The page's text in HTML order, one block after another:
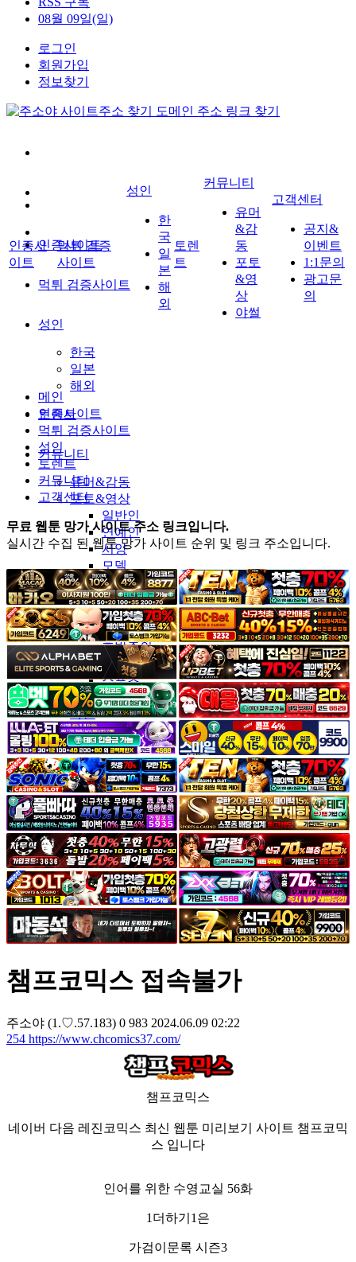
08월 09일(일)
로그인
회원가입
정보찾기
인증사이트
먹튀 검증사이트
성인
한국
일본
해외
토렌트
커뮤니티
유머&감동
포토&영상
일반인
연예인
서양
모델
그라비아
코스프레
BJ
품번
후방주의
움짤
스포츠
기타
야썰
고객센터
공지&이벤트
공지
1:1문의
광고문의
인증사
이트
먹튀 검증
사이트
성인
한
국
일
본
해
외
토렌
트
커뮤니티
유머
&감
동
포토
&영
상
야썰
고객센터
공지&
이벤트
1:1문의
광고문
의
메인
인증사이트
먹튀 검증사이트
성인
토렌트
커뮤니티
고객센터
무료 웹툰 망가 사이트 주소 링크입니다.
실시간 수집 된 웹툰 망가 사이트 순위 및 링크 주소입니다.
챔프코믹스 접속불가
주소야 (1.♡.57.183) 0 983 2024.06.09 02:22
254 https://www.chcomics37.com/
챔프코믹스
네이버 다음 레진코믹스 최신 웹툰 미리보기 사이트 챔프코믹
스 입니다
인어를 위한 수영교실 56화
1더하기1은
가검이문록 시즌3